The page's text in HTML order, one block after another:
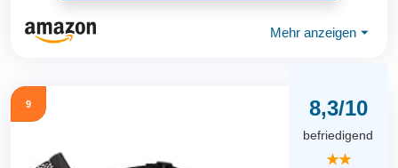
Mehr anzeigen ⏷
9 8,3/10
befriedigend
★★